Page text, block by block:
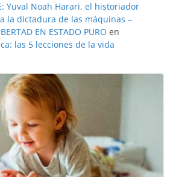
Yuval Noah Harari, el historiador
la dictadura de las máquinas –
EN ESTADO PURO en
las 5 lecciones de la vida